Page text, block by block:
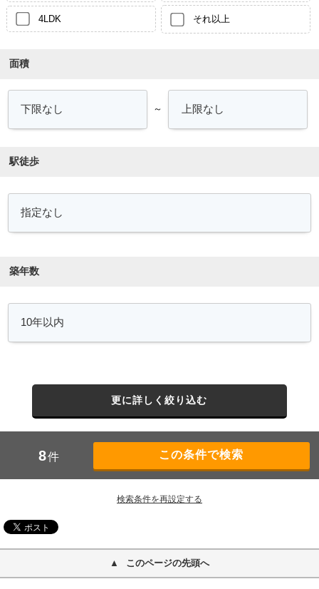
4LDK それ以上
面積
～
駅徒歩
築年数
更に詳しく絞り込む
8件
検索条件を再設定する
このページの先頭へ